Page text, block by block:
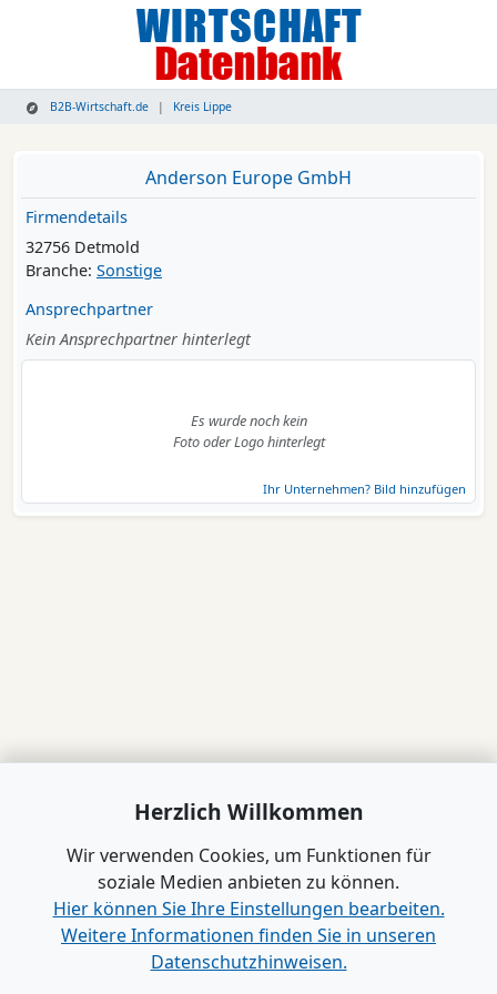
B2B-Wirtschaft.de Kreis Lippe
Anderson Europe GmbH
Firmendetails
32756 Detmold
Branche: Sonstige
Ansprechpartner
Kein Ansprechpartner hinterlegt
Es wurde noch kein
Foto oder Logo hinterlegt
Ihr Unternehmen? Bild hinzufügen
Herzlich Willkommen
Wir verwenden Cookies, um Funktionen für
soziale Medien anbieten zu können.
Hier können Sie Ihre Einstellungen bearbeiten.
Weitere Informationen finden Sie in unseren
Datenschutzhinweisen.